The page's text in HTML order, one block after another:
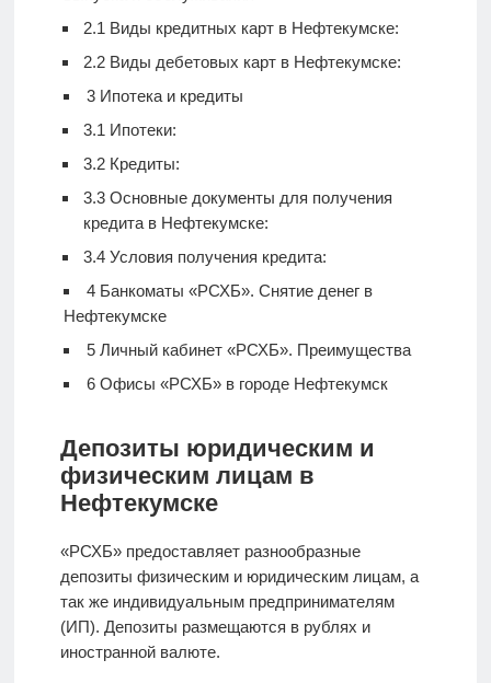
2.1 Виды кредитных карт в Нефтекумске:
2.2Виды дебетовых карт в Нефтекумске:
3Ипотека и кредиты
3.1 Ипотеки:
3.2Кредиты:
3.3Основные документы для получения
кредита в Нефтекумске:
3.4Условия получения кредита:
4Банкоматы «РСХБ». Снятие денег в
Нефтекумске
5Личный кабинет «РСХБ». Преимущества
6Офисы «РСХБ» в городе Нефтекумск
Депозиты юридическим и
физическим лицам в
Нефтекумске
«РСХБ» предоставляет разнообразные
депозиты физическим и юридическим лицам, а
так же индивидуальным предпринимателям
(ИП). Депозиты размещаются в рублях и
иностранной валюте.